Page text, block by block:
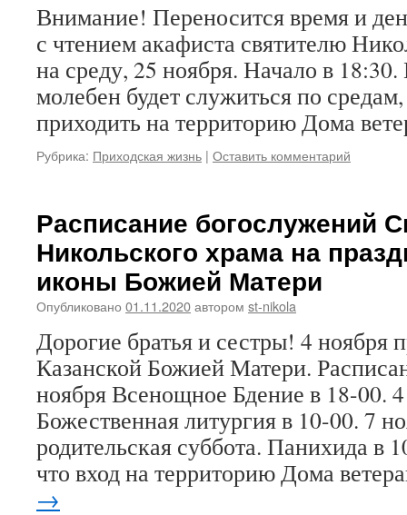
Внимание! Переносится время и
с чтением акафиста святителю
на среду, 25 ноября. Начало в
молебен будет служиться по
приходить на территорию Дома
Рубрика: Приходская жизнь | Оставить комментарий
Расписание богослужений
Никольского храма на
иконы Божией Матери
Опубликовано 01.11.2020автором st-nikola
Дорогие братья и сестры! 4 ноября
Казанской Божией Матери.
ноября Всенощное Бдение в 18-00.
Божественная литургия в 10-00. 7
родительская суббота. Панихида в
что вход на территорию Дома
→